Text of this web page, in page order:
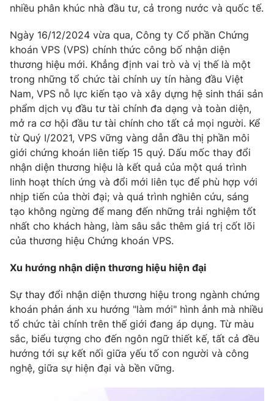
Tư vấn
Chuyên mục khác
Emagazine Podcast
Photo Infographic
Video Shorts video
VTV Money VTV Thể thao
VTV Sức khoẻ Bất động sản
Thị trường 24h Tấm lòng Việt
VTV4 Vươn mình bằng AI
VTV9 VTV8
Liên hệ tòa soạn English
nhiều phân khúc nhà đầu tư, cả trong nước và quốc tế.
Ngày 16/12/2024 vừa qua, Công ty Cổ phần Chứng
khoán VPS (VPS) chính thức công bố nhận diện
thương hiệu mới. Khẳng định vai trò và vị thế là một
trong những tổ chức tài chính uy tín hàng đầu Việt
Nam, VPS nỗ lực kiến tạo và xây dựng hệ sinh thái sản
phẩm dịch vụ đầu tư tài chính đa dạng và toàn diện,
mở ra cơ hội đầu tư tài chính cho tất cả mọi người. Kể
từ Quý I/2021, VPS vững vàng dẫn đầu thị phần môi
giới chứng khoán liên tiếp 15 quý. Dấu mốc thay đổi
nhận diện thương hiệu là kết quả của một quá trình
linh hoạt thích ứng và đổi mới liên tục để phù hợp với
nhịp tiến của thời đại; và quá trình nghiên cứu, sáng
tạo không ngừng để mang đến những trải nghiệm tốt
nhất cho khách hàng, làm sâu sắc thêm giá trị cốt lõi
của thương hiệu Chứng khoán VPS.
Xu hướng nhận diện thương hiệu hiện đại
Sự thay đổi nhận diện thương hiệu trong ngành chứng
khoán phản ánh xu hướng "làm mới" hình ảnh mà nhiều
tổ chức tài chính trên thế giới đang áp dụng. Từ màu
sắc, biểu tượng cho đến ngôn ngữ thiết kế, tất cả đều
hướng tới sự kết nối giữa yếu tố con người và công
nghệ, giữa sự hiện đại và bền vững.